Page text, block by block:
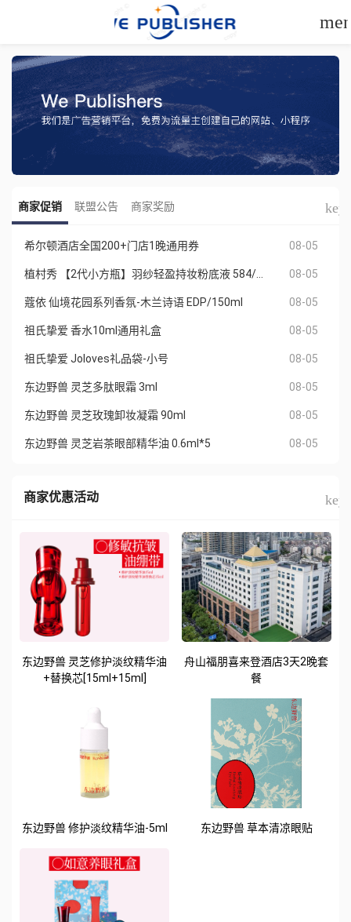
商家促销 联盟公告 商家奖励
希尔顿酒店全国200+门店1晚通用券 08-05
08-05
蔻依 仙境花园系列香氛-木兰诗语 EDP/150ml 08-05
祖氏挚爱 香水10ml通用礼盒 08-05
祖氏挚爱 Joloves礼品袋-小号 08-05
东边野兽 灵芝多肽眼霜 3ml 08-05
东边野兽 灵芝玫瑰卸妆凝霜 90ml 08-05
东边野兽 灵芝岩茶眼部精华油 0.6ml*5 08-05
商家优惠活动
东边野兽 灵芝修护淡纹精华油
+替换芯[15ml+15ml]
舟山福朋喜来登酒店3天2晚套
餐
东边野兽 修护淡纹精华油-5ml 东边野兽 草本清凉眼贴